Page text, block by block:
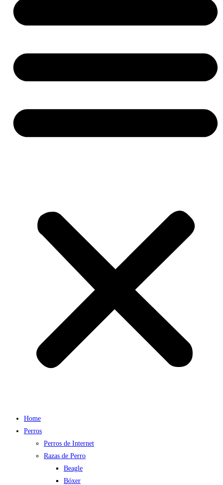
Home
Perros
Perros de Internet
Razas de Perro
Beagle
Bóxer